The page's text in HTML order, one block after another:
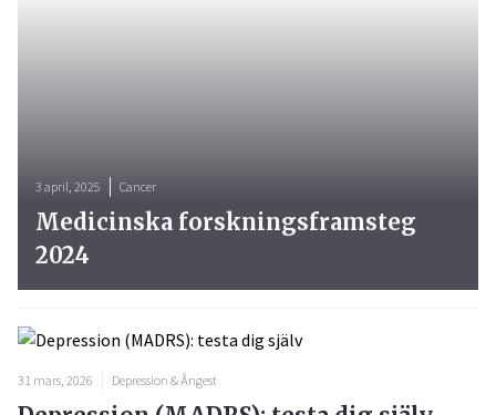
31 mars, 2026 Depression & Ångest
3 april, 2025 Cancer
Medicinska forskningsframsteg
2024